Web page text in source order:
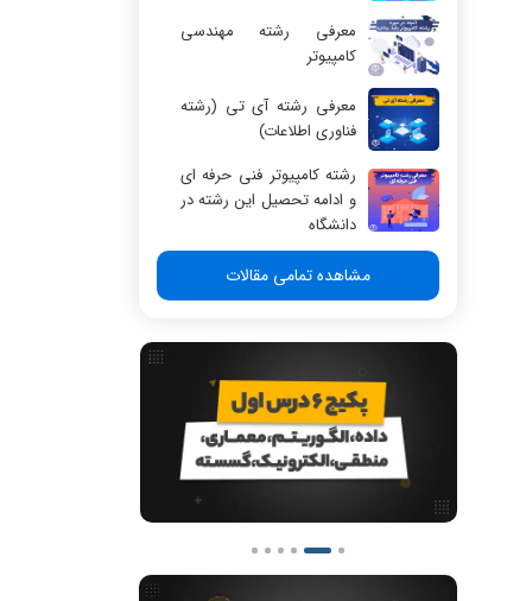
معرفی رشته مهندسی
کامپیوتر
معرفی رشته آی تی (رشته
فناوری اطلاعات)
رشته کامپیوتر فنی حرفه ای
و ادامه تحصیل این رشته در
دانشگاه
مشاهده تمامی مقالات